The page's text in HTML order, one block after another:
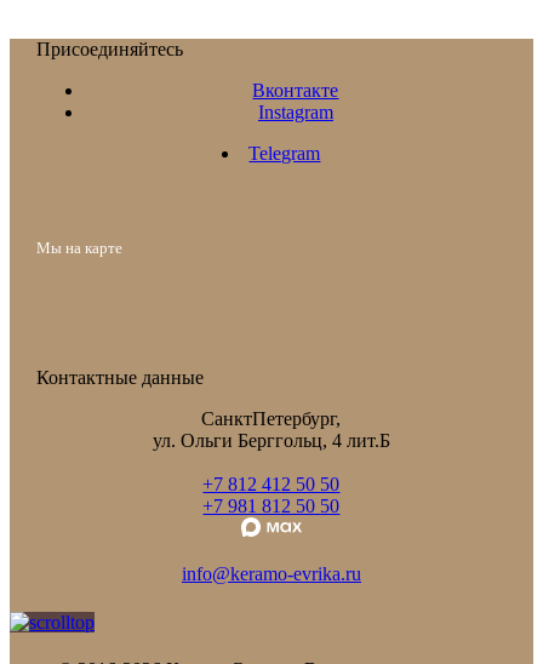
Присоединяйтесь
Вконтакте
Instagram
Telegram
Мы на карте
Контактные данные
СанктПетербург,
ул. Ольги Берггольц, 4 лит.Б
+7 812 412 50 50
+7 981 812 50 50
info@keramo-evrika.ru